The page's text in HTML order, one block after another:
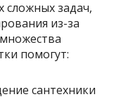
задач,
из-за
помогут:
сантехники